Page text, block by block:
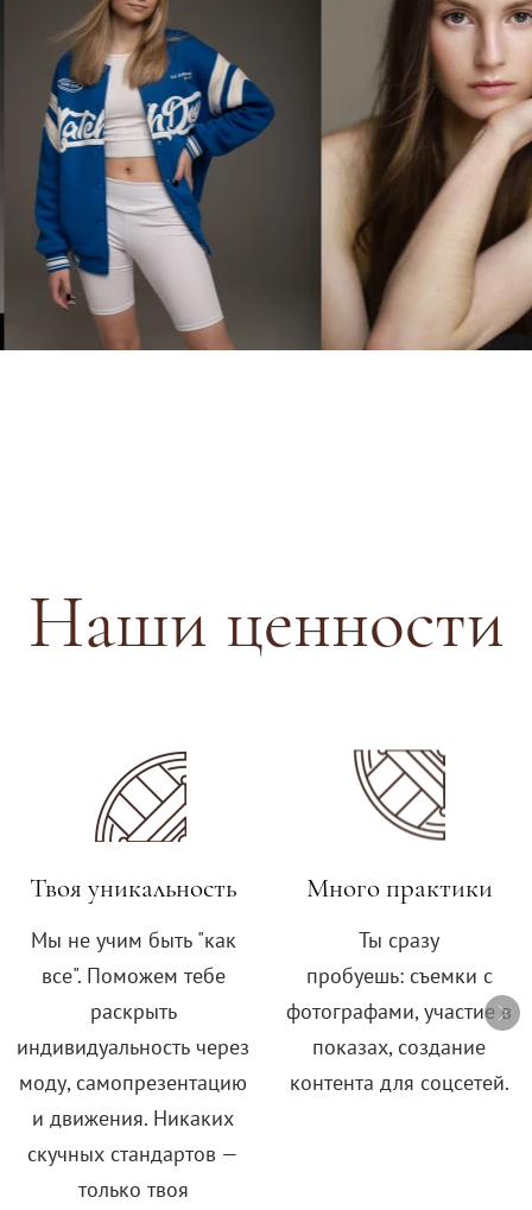
Наши ценности
Твоя уникальность
Мы не учим быть "как
все". Поможем тебе
раскрыть
индивидуальность через
моду, самопрезентацию
и движения. Никаких
скучных стандартов —
только твоя
Много практики
Ты сразу
пробуешь: съемки с
фотографами, участие в
показах, создание
контента для соцсетей.